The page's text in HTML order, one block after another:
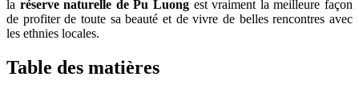
la réserve naturelle de Pu Luong est vraiment la meilleure façon
de profiter de toute sa beauté et de vivre de belles rencontres avec
les ethnies locales.
Table des matières